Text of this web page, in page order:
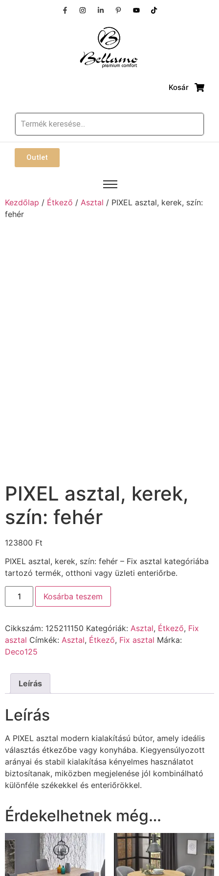
Kosár
Outlet
Kezdőlap / Étkező / Asztal / PIXEL asztal, kerek, szín:
fehér
PIXEL asztal, kerek,
szín: fehér
123800 Ft
PIXEL asztal, kerek, szín: fehér – Fix asztal kategóriába
tartozó termék, otthoni vagy üzleti enteriőrbe.
Kosárba teszem
Cikkszám: 125211150 Kategóriák: Asztal, Étkező, Fix
asztal Címkék: Asztal, Étkező, Fix asztal Márka:
Deco125
Leírás
Leírás
A PIXEL asztal modern kialakítású bútor, amely ideális
választás étkezőbe vagy konyhába. Kiegyensúlyozott
arányai és stabil kialakítása kényelmes használatot
biztosítanak, miközben megjelenése jól kombinálható
különféle székekkel és enteriőrökkel.
Érdekelhetnek még…